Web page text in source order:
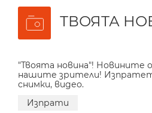
ТВОЯТА
"Твоята новина"! Новините
нашите зрители!
снимки, видео.
Изпрати